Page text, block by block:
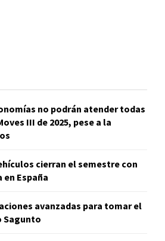
no podrán atender todas
III de 2025, pese a la
cierran el semestre con
en España
avanzadas para tomar el
Sagunto